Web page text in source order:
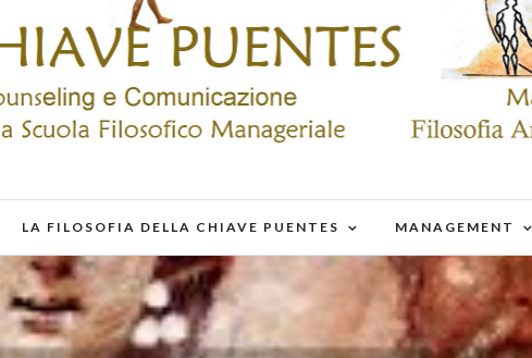
LA FILOSOFIA DELLA CHIAVE PUENTES MANAGEMENT